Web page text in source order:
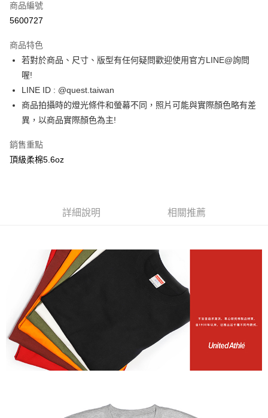
超商取貨付款
街口支付
ATM付款
運送方式
每筆NT$60，滿NT$1,500(含以上)免運費
7-11取貨付款
付款後門市自取
免運費
商品編號
5600727
商品特色
若對於商品、尺寸、版型有任何疑問歡迎使用官方LINE@詢問
喔!
LINE ID : @quest.taiwan
商品拍攝時的燈光條件和螢幕不同，照片可能與實際顏色略有差
異，以商品實際顏色為主!
銷售重點
頂級柔棉5.6oz
詳細說明 相關推薦